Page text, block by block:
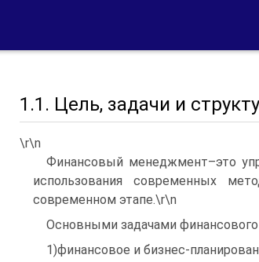
1.1. Цель, задачи и
\r\n
Финансовый менеджмент–это
использования современных
современном этапе.\r\n
Основными задачами
1)финансовое и бизнес-